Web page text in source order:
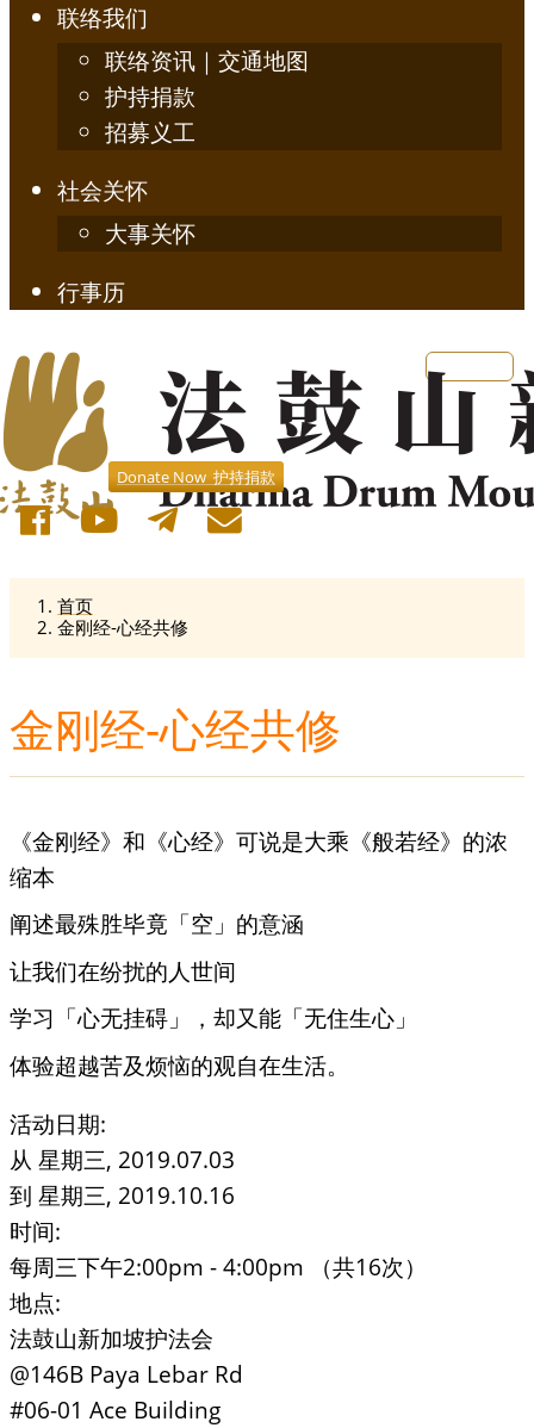
联络我们
联络资讯｜交通地图
护持捐款
招募义工
社会关怀
大事关怀
行事历
Donate Now 护持捐款
首页
金刚经-心经共修
金刚经-心经共修
《金刚经》和《心经》可说是大乘《般若经》的浓
缩本
阐述最殊胜毕竟「空」的意涵
让我们在纷扰的人世间
学习「心无挂碍」，却又能「无住生心」
体验超越苦及烦恼的观自在生活。
活动日期:
从 星期三, 2019.07.03
到 星期三, 2019.10.16
时间:
每周三下午2:00pm - 4:00pm （共16次）
地点:
法鼓山新加坡护法会
@146B Paya Lebar Rd
#06-01 Ace Building